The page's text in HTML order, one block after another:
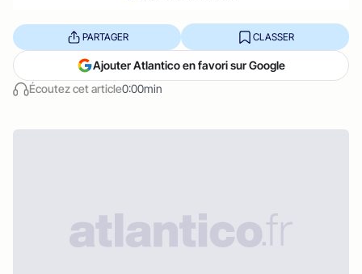
Écoutez cet article0:00min
PARTAGER CLASSER
Ajouter Atlantico en favori sur Google